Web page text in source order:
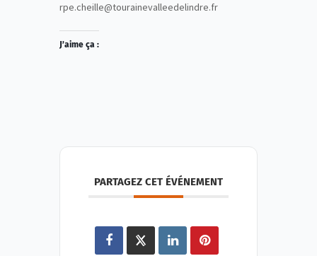
rpe.cheille@tourainevalleedelindre.fr
J’aime ça :
PARTAGEZ CET ÉVÉNEMENT